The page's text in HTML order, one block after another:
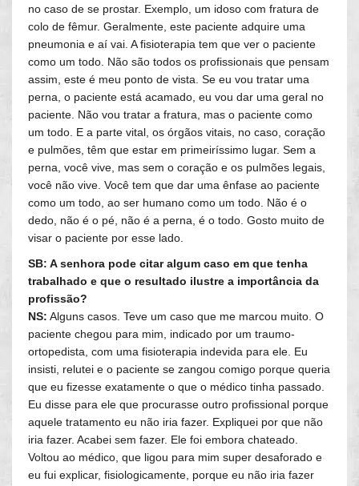
no caso de se prostar. Exemplo, um idoso com fratura de
colo de fêmur. Geralmente, este paciente adquire uma
pneumonia e aí vai. A fisioterapia tem que ver o paciente
como um todo. Não são todos os profissionais que pensam
assim, este é meu ponto de vista. Se eu vou tratar uma
perna, o paciente está acamado, eu vou dar uma geral no
paciente. Não vou tratar a fratura, mas o paciente como
um todo. E a parte vital, os órgãos vitais, no caso, coração
e pulmões, têm que estar em primeiríssimo lugar. Sem a
perna, você vive, mas sem o coração e os pulmões legais,
você não vive. Você tem que dar uma ênfase ao paciente
como um todo, ao ser humano como um todo. Não é o
dedo, não é o pé, não é a perna, é o todo. Gosto muito de
visar o paciente por esse lado.
SB: A senhora pode citar algum caso em que tenha
trabalhado e que o resultado ilustre a importância da
profissão?
NS: Alguns casos. Teve um caso que me marcou muito. O
paciente chegou para mim, indicado por um traumo-
ortopedista, com uma fisioterapia indevida para ele. Eu
insisti, relutei e o paciente se zangou comigo porque queria
que eu fizesse exatamente o que o médico tinha passado.
Eu disse para ele que procurasse outro profissional porque
aquele tratamento eu não iria fazer. Expliquei por que não
iria fazer. Acabei sem fazer. Ele foi embora chateado.
Voltou ao médico, que ligou para mim super desaforado e
eu fui explicar, fisiologicamente, porque eu não iria fazer